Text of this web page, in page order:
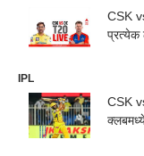
CSK
प्रत्येक
IPL
CSK